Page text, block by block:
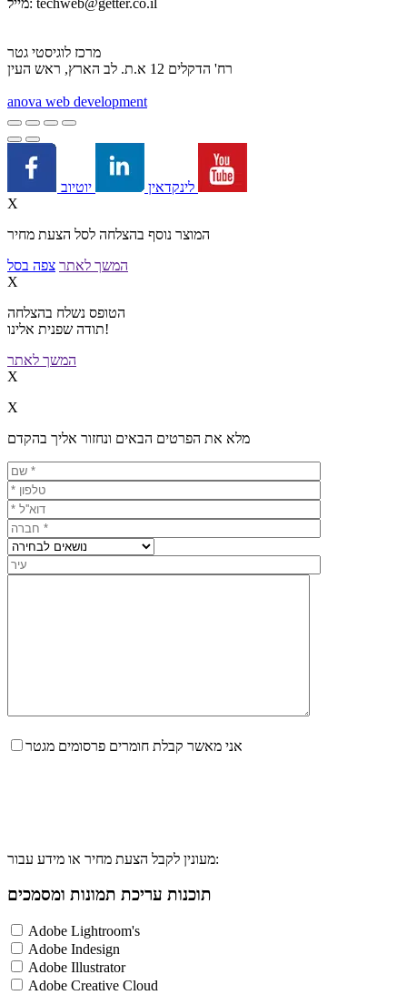
מרכז לוגיסטי גטר
רח' הדקלים 12 א.ת. לב הארץ, ראש העין
anova web development
לינקדאין
X
המוצר נוסף בהצלחה לסל הצעת מחיר
המשך לאתר צפה בסל
X
הטופס נשלח בהצלחה
תודה שפנית אלינו!
המשך לאתר
X
X
מלא את הפרטים הבאים ונחזור אליך בהקדם
אני מאשר קבלת חומרים פרסומים מגטר
מעונין לקבל הצעת מחיר או מידע עבור:
תוכנות עריכת תמונות ומסמכים
Adobe Lightroom's
Adobe Indesign
Adobe Illustrator
Adobe Creative Cloud